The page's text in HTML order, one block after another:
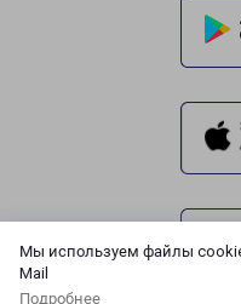
Мы используем файлы
Mail
Подробнее